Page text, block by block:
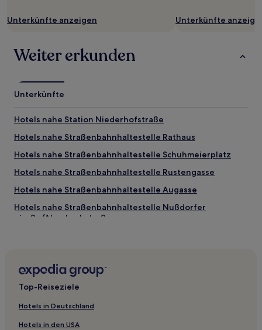
Unterkünfte anzeigen Unterkünfte
Weiter erkunden
Unterkünfte
Hotels nahe Station Niederhofstraße
Hotels nahe Straßenbahnhaltestelle Rathaus
Hotels nahe Straßenbahnhaltestelle Schuhmeierplatz
Hotels nahe Straßenbahnhaltestelle Rustengasse
Hotels nahe Straßenbahnhaltestelle Augasse
Hotels nahe Straßenbahnhaltestelle Nußdorfer
Straße/Alserbachstraße
Hotels nahe Straßenbahnhaltestelle Hütteldorfer Straße
Hotels nahe Wien
Hotels nahe Rathauspark
Hotels nahe Straßenbahnhaltestelle Lazarettgasse
Top-Reiseziele
Hotels in Deutschland
Hotels in den USA